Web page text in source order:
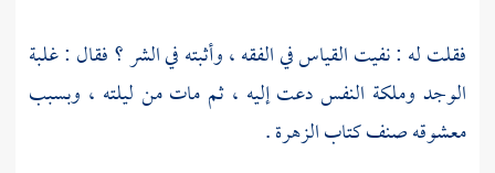
فقلت له : نفيت القياس في الفقه ، وأثبته في الشر ؟ فقال : غلبة
الوجد وملكة النفس دعت إليه ، ثم مات من ليلته ، وبسبب
معشوقه صنف كتاب الزهرة .